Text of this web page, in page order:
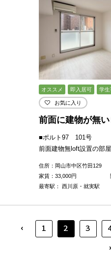
オススメ 即入居可 学生
お気に入り
前面に建物が無
■ポルト97 101号
前面建物無loft設置の部屋
住所：岡山市中区竹田129
家賃： 33,000円
最寄駅： 西川原・就実駅
‹ 1 2 3
›